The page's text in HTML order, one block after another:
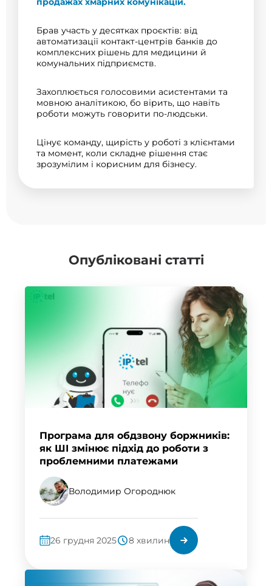
Брав участь у десятках проєктів: від
автоматизації контакт-центрів банків до
комплексних рішень для медицини й
комунальних підприємств.
Захоплюється голосовими асистентами та
мовною аналітикою, бо вірить, що навіть
роботи можуть говорити по-людськи.
Цінує команду, щирість у роботі з клієнтами
та момент, коли складне рішення стає
зрозумілим і корисним для бізнесу.
Опубліковані статті
Програма для обдзвону боржників:
як ШІ змінює підхід до роботи з
проблемними платежами
Володимир Огороднюк
26 грудня 2025 8 хвилин